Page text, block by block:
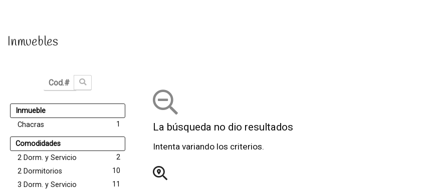
Inmuebles
Inmueble
Chacras
1
Comodidades
2 Dorm. y Servicio
2
2 Dormitorios
10
3 Dorm. y Servicio
11
La búsqueda no dio resultados
Intenta variando los criterios.